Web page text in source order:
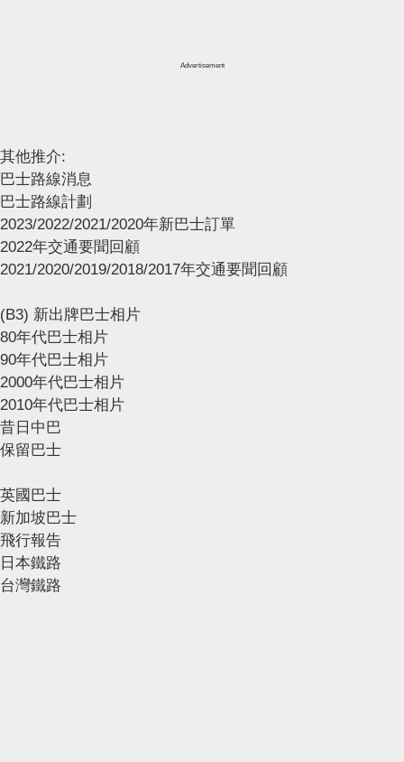
Advertisement
其他推介:
巴士路線消息
巴士路線計劃
2023/2022/2021/2020年新巴士訂單
2022年交通要聞回顧
2021/2020/2019/2018/2017年交通要聞回顧
(B3) 新出牌巴士相片
80年代巴士相片
90年代巴士相片
2000年代巴士相片
2010年代巴士相片
昔日中巴
保留巴士
英國巴士
新加坡巴士
飛行報告
日本鐵路
台灣鐵路